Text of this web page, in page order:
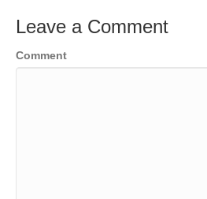
Leave a Comment
Comment